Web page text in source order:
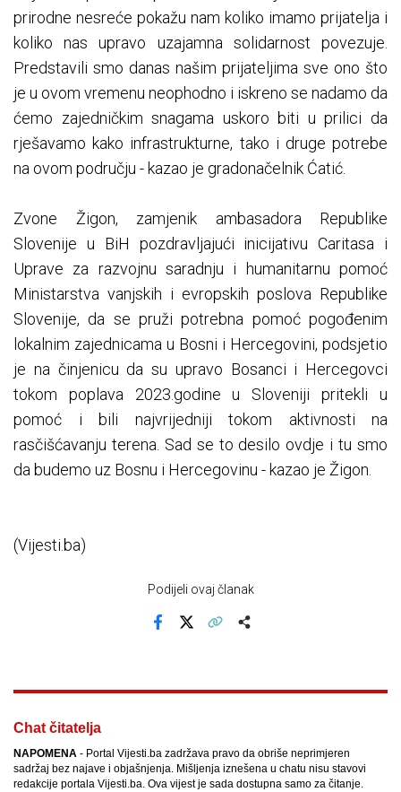
prirodne nesreće pokažu nam koliko imamo prijatelja i
koliko nas upravo uzajamna solidarnost povezuje.
Predstavili smo danas našim prijateljima sve ono što
je u ovom vremenu neophodno i iskreno se nadamo da
ćemo zajedničkim snagama uskoro biti u prilici da
rješavamo kako infrastrukturne, tako i druge potrebe
na ovom području - kazao je gradonačelnik Ćatić.
Zvone Žigon, zamjenik ambasadora Republike
Slovenije u BiH pozdravljajući inicijativu Caritasa i
Uprave za razvojnu saradnju i humanitarnu pomoć
Ministarstva vanjskih i evropskih poslova Republike
Slovenije, da se pruži potrebna pomoć pogođenim
lokalnim zajednicama u Bosni i Hercegovini, podsjetio
je na činjenicu da su upravo Bosanci i Hercegovci
tokom poplava 2023.godine u Sloveniji pritekli u
pomoć i bili najvrijedniji tokom aktivnosti na
rasčišćavanju terena. Sad se to desilo ovdje i tu smo
da budemo uz Bosnu i Hercegovinu - kazao je Žigon.
(Vijesti.ba)
Podijeli ovaj članak
Facebook
Chat čitatelja
NAPOMENA - Portal Vijesti.ba zadržava pravo da obriše neprimjeren
sadržaj bez najave i objašnjenja. Mišljenja iznešena u chatu nisu stavovi
redakcije portala Vijesti.ba. Ova vijest je sada dostupna samo za čitanje.